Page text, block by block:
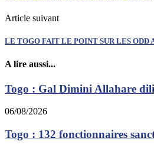
Article suivant
LE TOGO FAIT LE POINT SUR LES ODD
A lire aussi...
Togo : Gal Dimini Allahare
06/08/2026
Togo : 132 fonctionnaires